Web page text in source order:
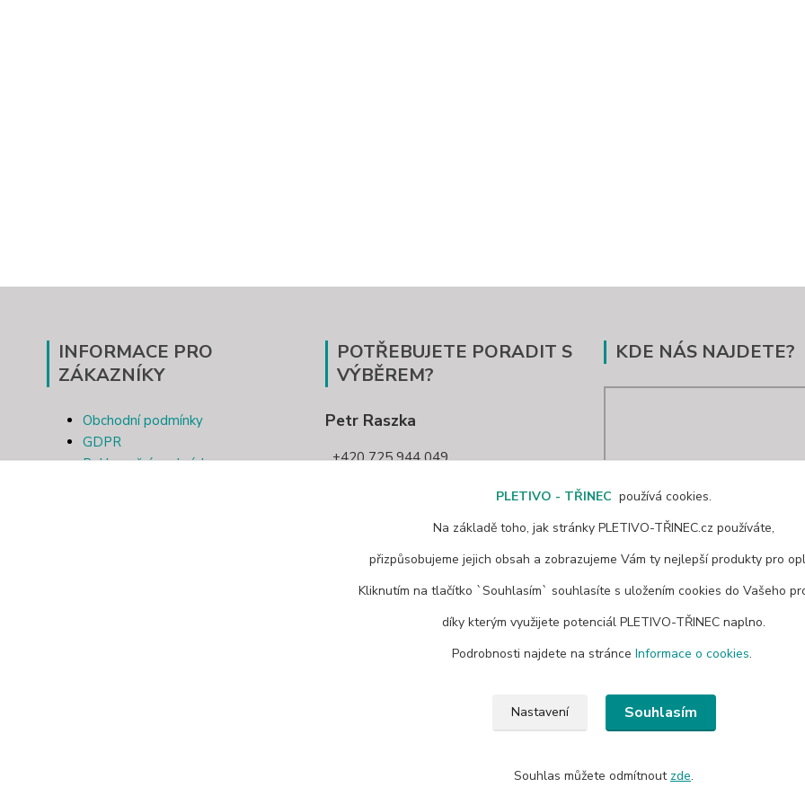
INFORMACE PRO
ZÁKAZNÍKY
Obchodní podmínky
GDPR
Reklamační podmínky
POTŘEBUJETE PORADIT S
VÝBĚREM?
Petr Raszka
+420 725 944 049
KDE NÁS NAJDETE?
PLETIVO - TŘINEC používá cookies.
Na základě toho, jak stránky PLETIVO-TŘINEC.cz používáte,
přizpůsobujeme jejich obsah a zobrazujeme Vám ty nejlepší produkty pro
Kliknutím na tlačítko `Souhlasím` souhlasíte s uložením cookies do Vašeho
díky kterým využijete potenciál PLETIVO-TŘINEC naplno.
Podrobnosti najdete na stránce Informace o cookies.
Nastavení Souhlasím
Souhlas můžete odmítnout zde.